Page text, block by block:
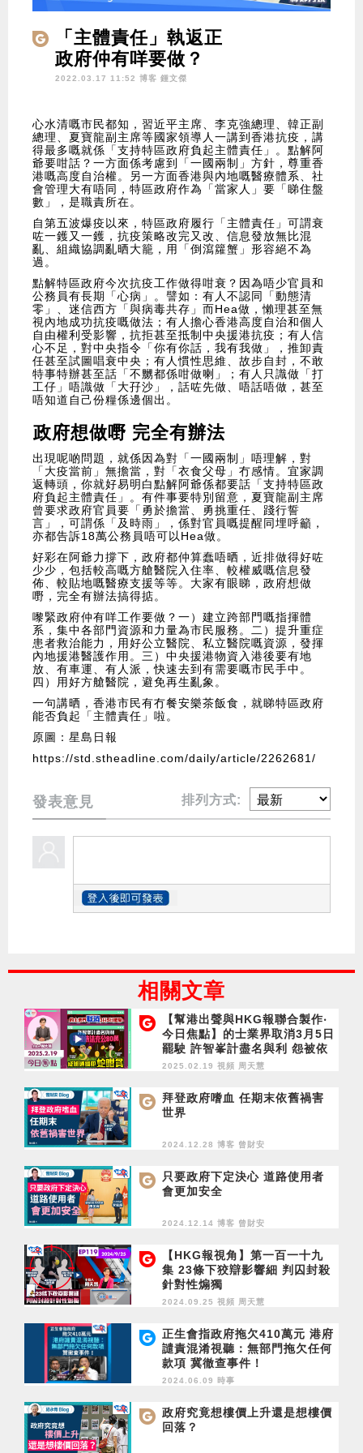
「主體責任」執返正
政府仲有咩要做？
2022.03.17 11:52 博客 鍾文傑
心水清嘅市民都知，習近平主席、李克強總理、韓正副
總理、夏寶龍副主席等國家領導人一講到香港抗疫，講
得最多嘅就係「支持特區政府負起主體責任」。點解阿
爺要咁話？一方面係考慮到「一國兩制」方針，尊重香
港嘅高度自治權。另一方面香港與內地嘅醫療體系、社
會管理大有唔同，特區政府作為「當家人」要「睇住盤
數」，是職責所在。
自第五波爆疫以來，特區政府履行「主體責任」可謂衰
咗一鑊又一鑊，抗疫策略改完又改、信息發放無比混
亂、組織協調亂晒大籠，用「倒瀉籮蟹」形容絕不為
過。
點解特區政府今次抗疫工作做得咁衰？因為唔少官員和
公務員有長期「心病」。譬如：有人不認同「動態清
零」、迷信西方「與病毒共存」而Hea做，懶理甚至無
視內地成功抗疫嘅做法；有人擔心香港高度自治和個人
自由權利受影響，抗拒甚至抵制中央援港抗疫；有人信
心不足，對中央指令「你有你話，我有我做」，推卸責
任甚至試圖唱衰中央；有人慣性思維、故步自封，不敢
特事特辦甚至話「不嬲都係咁做喇」；有人只識做「打
工仔」唔識做「大孖沙」，話咗先做、唔話唔做，甚至
唔知道自己份糧係邊個出。
政府想做嘢 完全有辦法
出現呢啲問題，就係因為對「一國兩制」唔理解，對
「大疫當前」無擔當，對「衣食父母」冇感情。宜家調
返轉頭，你就好易明白點解阿爺係都要話「支持特區政
府負起主體責任」。有件事要特別留意，夏寶龍副主席
曾要求政府官員要「勇於擔當、勇挑重任、踐行誓
言」，可謂係「及時雨」，係對官員嘅提醒同埋呼籲，
亦都告訴18萬公務員唔可以Hea做。
好彩在阿爺力撐下，政府都仲算蠢唔晒，近排做得好咗
少少，包括較高嘅方艙醫院入住率、較權威嘅信息發
佈、較貼地嘅醫療支援等等。大家有眼睇，政府想做
嘢，完全有辦法搞得掂。
嚟緊政府仲有咩工作要做？一）建立跨部門嘅指揮體
系，集中各部門資源和力量為市民服務。二）提升重症
患者救治能力，用好公立醫院、私立醫院嘅資源，發揮
內地援港醫護作用。三）中央援港物資入港後要有地
放、有車運、有人派，快速去到有需要嘅市民手中。
四）用好方艙醫院，避免再生亂象。
一句講晒，香港市民有冇餐安樂茶飯食，就睇特區政府
能否負起「主體責任」啦。
原圖：星島日報
https://std.stheadline.com/daily/article/2262681/
發表意見 排列方式:
相關文章
【幫港出聲與HKG報聯合製作‧
今日焦點】的士業界取消3月5日
罷駛 許智峯計盡名與利 怨被依
法充公80萬 成班通緝犯蛇咁貪
2025.02.19 視頻 周天慧
拜登政府嗜血 任期末依舊禍害
世界
2024.12.28 博客 曾財安
只要政府下定決心 道路使用者
會更加安全
2024.12.14 博客 曾財安
【HKG報視角】第一百一十九
集 23條下狡辯影響細 判囚封殺
針對性煽獨
2024.09.25 視頻 周天慧
正生會指政府拖欠410萬元 港府
譴責混淆視聽：無部門拖欠任何
款項 冀徹查事件！
2024.06.09 時事
政府究竟想樓價上升還是想樓價
回落？